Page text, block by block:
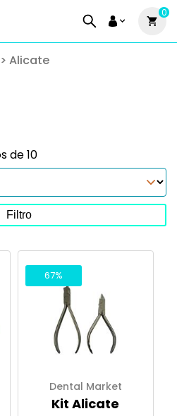
0
> Alicate
de 10
Filtro
67%
Dental Market
Kit Alicate